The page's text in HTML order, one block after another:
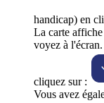
handicap) en
La carte
voyez à
cliquez sur :
Vous avez